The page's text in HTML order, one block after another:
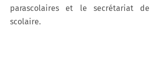
parascolaires et le secrétariat de
scolaire.